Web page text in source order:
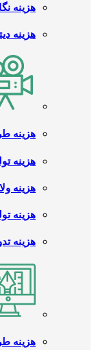
هزینه
هزینه
هزینه
هزینه
هزینه
هزینه
هزینه
هزینه